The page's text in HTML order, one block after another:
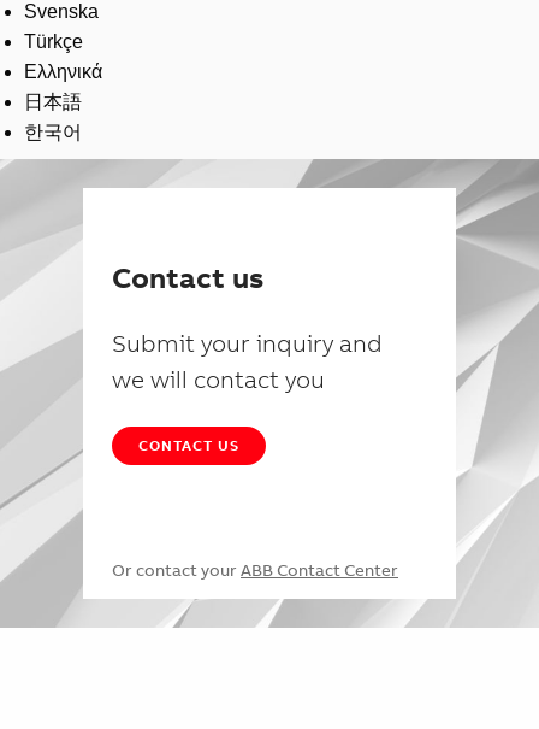
Svenska
Türkçe
Ελληνικά
日本語
한국어
Contact us
Submit your inquiry and
we will contact you
CONTACT US
Or contact your ABB Contact Center